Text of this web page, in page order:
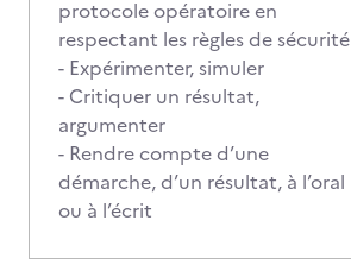
protocole opératoire en
respectant les règles de sécurité
- Expérimenter, simuler
- Critiquer un résultat,
argumenter
- Rendre compte d’une
démarche, d’un résultat, à l’oral
ou à l’écrit